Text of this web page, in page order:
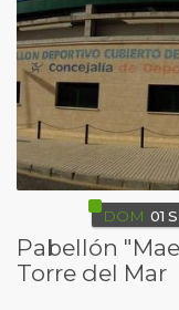
DOM 01
Pabellón
Torre del Mar